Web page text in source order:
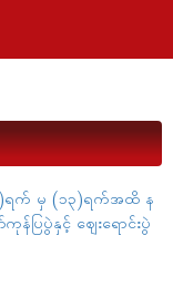
)ရက် မှ (၁၃)ရက်အထိ န
ြပွဲနှင့် ဈေးရောင်းပွဲ